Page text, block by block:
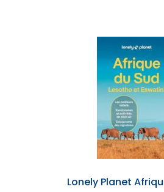
Lonely Planet